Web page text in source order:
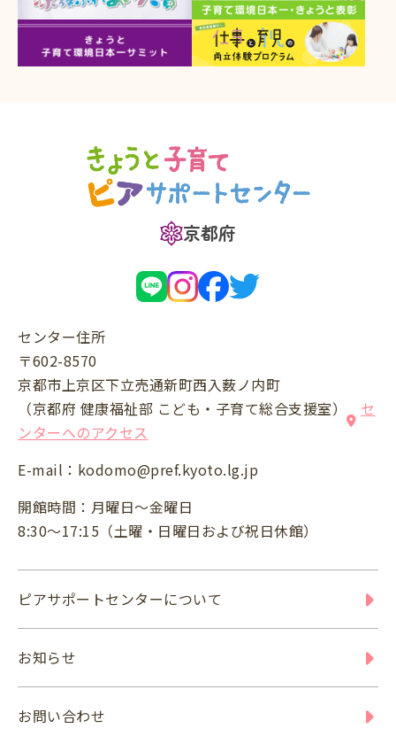
京都府
センター住所
〒602-8570
京都市上京区下立売通新町西入薮ノ内町
（京都府 健康福祉部 こども・子育て総合支援室）
セ
ンターへのアクセス
E-mail： kodomo@pref.kyoto.lg.jp
開館時間：月曜日～金曜日
8:30～17:15（土曜・日曜日および祝日休館）
ピアサポートセンターについて
お知らせ
お問い合わせ